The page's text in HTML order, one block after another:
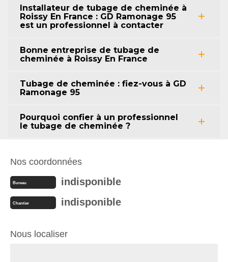
Installateur de tubage de cheminée à
Roissy En France : GD Ramonage 95
est un professionnel à contacter
Bonne entreprise de tubage de
cheminée à Roissy En France
Tubage de cheminée : fiez-vous à GD
Ramonage 95
Pourquoi confier à un professionnel
le tubage de cheminée ?
Nos coordonnées
Bureau indisponible
Chantier indisponible
Nous localiser